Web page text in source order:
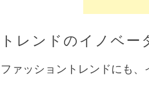
トレンドのイノベー
ファッショントレンドにも、